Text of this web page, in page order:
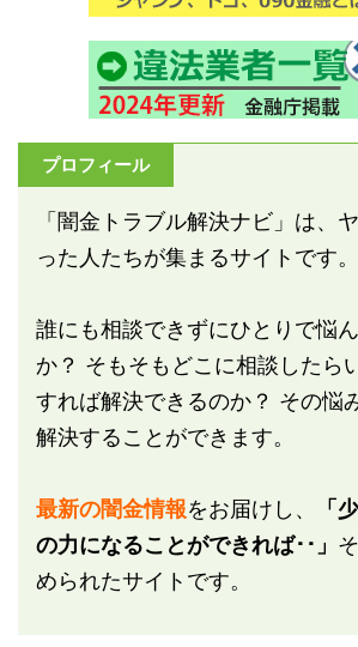
プロフィール
「闇金トラブル解決ナビ」は、
った人たちが集まるサイトです。
誰にも相談できずにひとりで悩
か？ そもそもどこに相談したら
すれば解決できるのか？ その悩
解決することができます。
最新の闇金情報をお届けし、
「
の力になることができれば･･」
められたサイトです。